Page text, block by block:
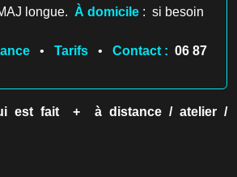
longue. À domicile : si besoin
• Tarifs • Contact : 06 87
est fait + à distance / atelier /